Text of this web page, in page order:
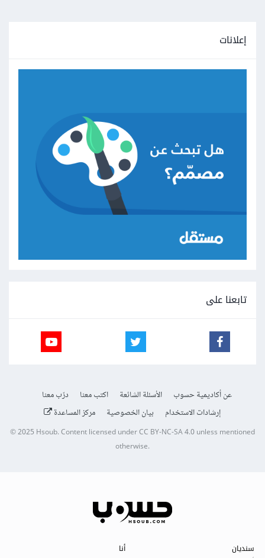
إعلانات
تابعنا على
عن أكاديمية حسوب الأسئلة الشائعة اكتب معنا
درّب معنا
إرشادات الاستخدام
بيان الخصوصية مركز المساعدة
© 2025Hsoub.Content licensed underCC BY-NC-SA 4.0unless mentioned
otherwise.